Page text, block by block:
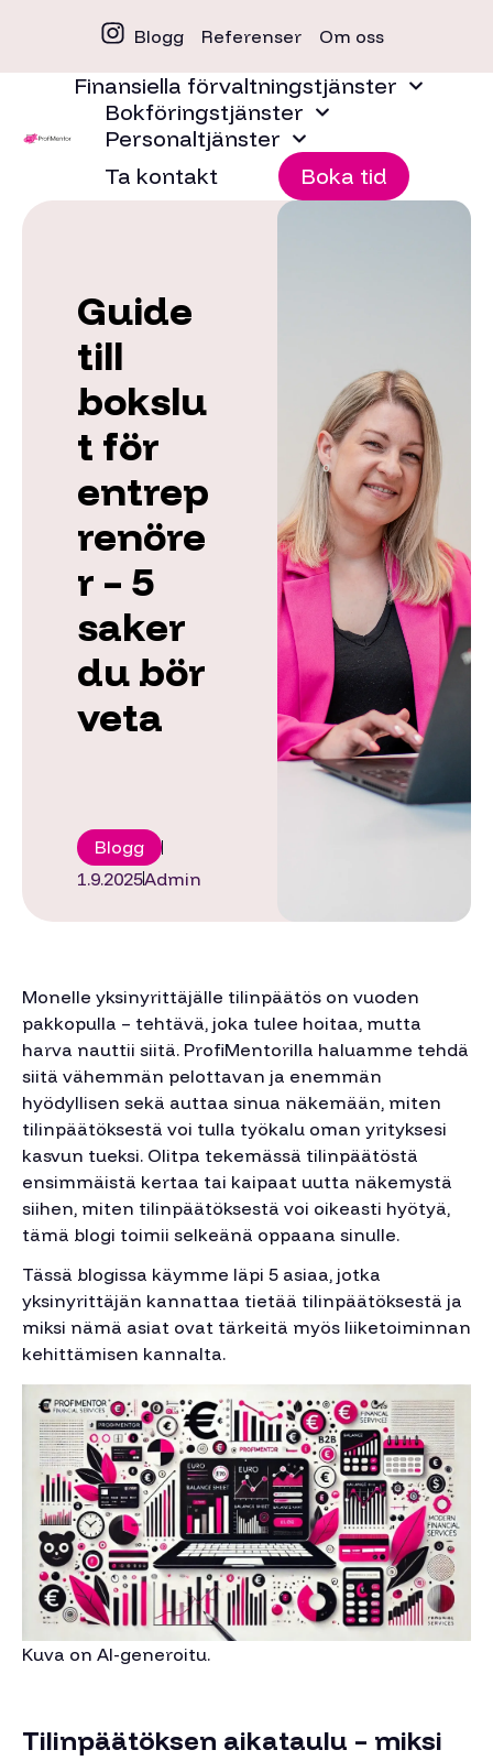
Blogg Referenser Om oss
Finansiella förvaltningstjänster
Bokföringstjänster
Personaltjänster
Ta kontakt
Boka tid
Guide
till
bokslu
t för
entrep
renöre
r – 5
saker
du bör
veta
Blogg
1.9.2025Admin
Monelle yksinyrittäjälle tilinpäätös on vuoden
pakkopulla – tehtävä, joka tulee hoitaa, mutta
harva nauttii siitä. ProfiMentorilla haluamme tehdä
siitä vähemmän pelottavan ja enemmän
hyödyllisen sekä auttaa sinua näkemään, miten
tilinpäätöksestä voi tulla työkalu oman yrityksesi
kasvun tueksi. Olitpa tekemässä tilinpäätöstä
ensimmäistä kertaa tai kaipaat uutta näkemystä
siihen, miten tilinpäätöksestä voi oikeasti hyötyä,
tämä blogi toimii selkeänä oppaana sinulle.
Tässä blogissa käymme läpi 5 asiaa, jotka
yksinyrittäjän kannattaa tietää tilinpäätöksestä ja
miksi nämä asiat ovat tärkeitä myös liiketoiminnan
kehittämisen kannalta.
Kuva on AI-generoitu.
Tilinpäätöksen aikataulu – miksi